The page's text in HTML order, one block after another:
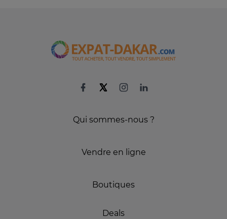
Qui sommes-nous ?
Vendre en ligne
Boutiques
Deals